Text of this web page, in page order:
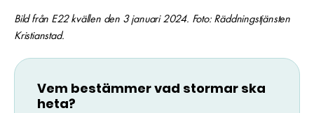
Bild från E22 kvällen den 3 januari 2024. Foto: Räddningstjänsten
Kristianstad.
Vem bestämmer vad stormar ska
heta?